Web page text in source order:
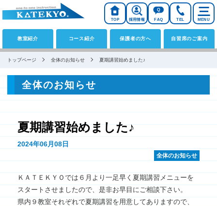
TOP 採用情報 FAQ TEL
教室紹介 コース紹介 保護者の方へ 自習席のご案内
MENU
トップページ 全体のお知らせ 夏期講習始めました♪
全体のお知らせ
夏期講習始めました♪
2024年06月08日
全体のお知らせ
ＫＡＴＥＫＹＯでは６月より一足早く夏期講習メニューを
スタートさせましたので、是非お早目にご相談下さい。
県内９教室それぞれで夏期講習を用意してありますので、